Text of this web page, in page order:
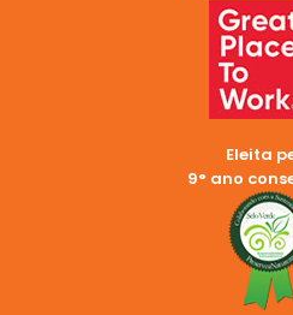
Eleita
9° ano